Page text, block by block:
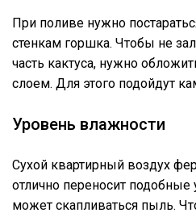
При поливе нужно
стенкам горшка. Чтобы не
часть кактуса, нужно
слоем. Для этого подойдут
Уровень влажности
Сухой квартирный воздух
отлично переносит подобные
может скапливаться пыль.